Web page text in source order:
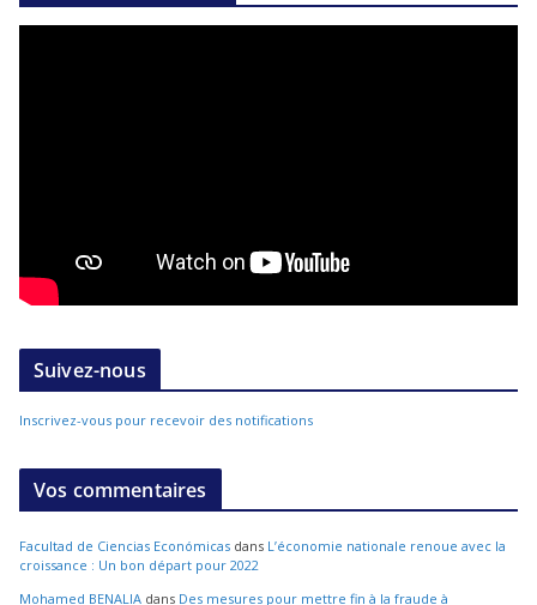
Suivez-nous
Inscrivez-vous pour recevoir des notifications
Vos commentaires
Facultad de Ciencias Económicas dans L’économie nationale renoue avec la
croissance : Un bon départ pour 2022
Mohamed BENALIA dans Des mesures pour mettre fin à la fraude à